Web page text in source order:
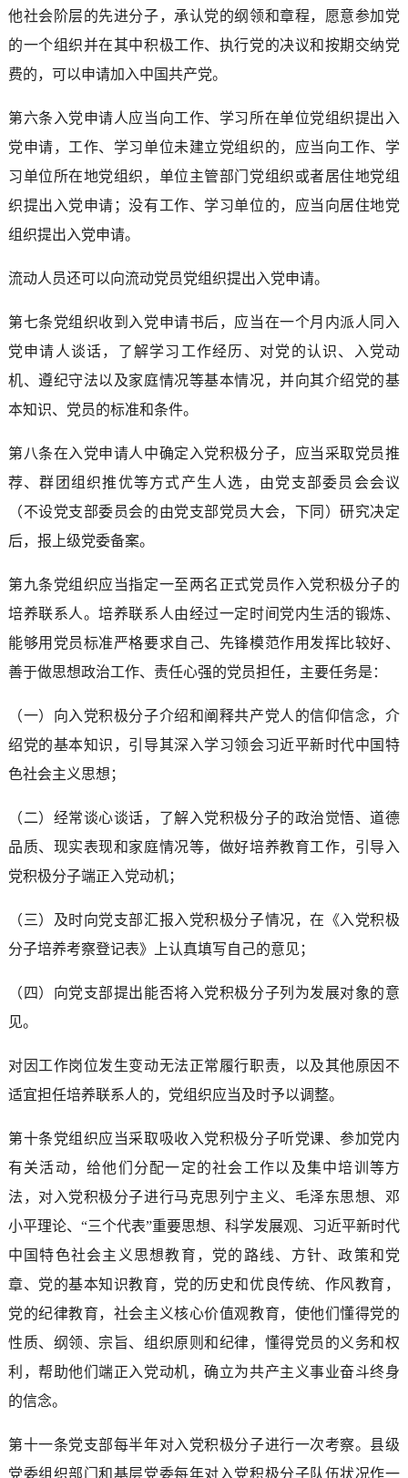
他社会阶层的先进分子，承认党的纲领和章程，愿意参加党
的一个组织并在其中积极工作、执行党的决议和按期交纳党
费的，可以申请加入中国共产党。
第六条入党申请人应当向工作、学习所在单位党组织提出入
党申请，工作、学习单位未建立党组织的，应当向工作、学
习单位所在地党组织，单位主管部门党组织或者居住地党组
织提出入党申请；没有工作、学习单位的，应当向居住地党
组织提出入党申请。
流动人员还可以向流动党员党组织提出入党申请。
第七条党组织收到入党申请书后，应当在一个月内派人同入
党申请人谈话，了解学习工作经历、对党的认识、入党动
机、遵纪守法以及家庭情况等基本情况，并向其介绍党的基
本知识、党员的标准和条件。
第八条在入党申请人中确定入党积极分子，应当采取党员推
荐、群团组织推优等方式产生人选，由党支部委员会会议
（不设党支部委员会的由党支部党员大会，下同）研究决定
后，报上级党委备案。
第九条党组织应当指定一至两名正式党员作入党积极分子的
培养联系人。培养联系人由经过一定时间党内生活的锻炼、
能够用党员标准严格要求自己、先锋模范作用发挥比较好、
善于做思想政治工作、责任心强的党员担任，主要任务是：
（一）向入党积极分子介绍和阐释共产党人的信仰信念，介
绍党的基本知识，引导其深入学习领会习近平新时代中国特
色社会主义思想；
（二）经常谈心谈话，了解入党积极分子的政治觉悟、道德
品质、现实表现和家庭情况等，做好培养教育工作，引导入
党积极分子端正入党动机；
（三）及时向党支部汇报入党积极分子情况，在《入党积极
分子培养考察登记表》上认真填写自己的意见；
（四）向党支部提出能否将入党积极分子列为发展对象的意
见。
对因工作岗位发生变动无法正常履行职责，以及其他原因不
适宜担任培养联系人的，党组织应当及时予以调整。
第十条党组织应当采取吸收入党积极分子听党课、参加党内
有关活动，给他们分配一定的社会工作以及集中培训等方
法，对入党积极分子进行马克思列宁主义、毛泽东思想、邓
小平理论、“三个代表”重要思想、科学发展观、习近平新时代
中国特色社会主义思想教育，党的路线、方针、政策和党
章、党的基本知识教育，党的历史和优良传统、作风教育，
党的纪律教育，社会主义核心价值观教育，使他们懂得党的
性质、纲领、宗旨、组织原则和纪律，懂得党员的义务和权
利，帮助他们端正入党动机，确立为共产主义事业奋斗终身
的信念。
第十一条党支部每半年对入党积极分子进行一次考察。县级
党委组织部门和基层党委每年对入党积极分子队伍状况作一